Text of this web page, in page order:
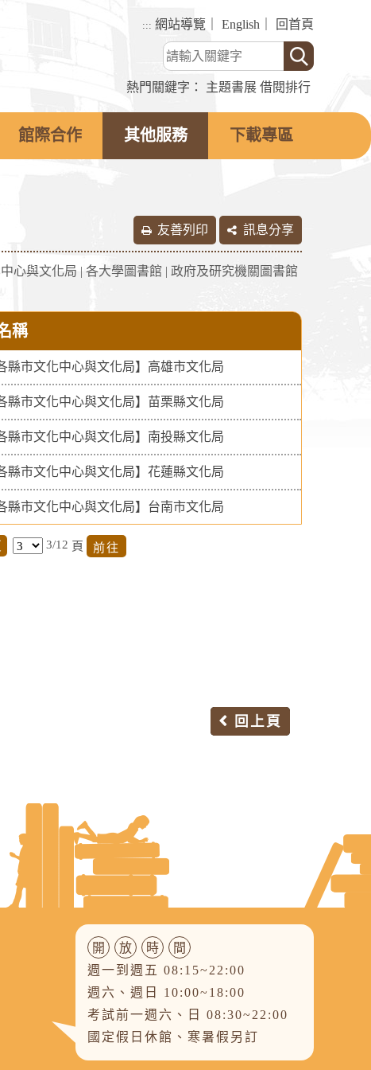
::: 網站導覽 English 回首頁
熱門關鍵字： 主題書展 借閱排行
館際合作 其他服務 下載專區
友善列印 訊息分享
心與文化局 | 各大學圖書館 | 政府及研究機關圖書館
稱
縣市文化中心與文化局】高雄市文化局
縣市文化中心與文化局】苗栗縣文化局
縣市文化中心與文化局】南投縣文化局
縣市文化中心與文化局】花蓮縣文化局
縣市文化中心與文化局】台南市文化局
3/12 頁
回上頁
開 放 時
間
週一到週五 08:15~22:00
週六、週日 10:00~18:00
考試前一週六、日 08:30~22:00
國定假日休館、寒暑假另訂